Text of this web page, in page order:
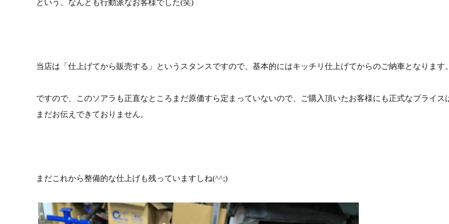
という、なんとも行動派なお客様でした(笑)
当店は「仕上げてから販売する」というスタンスですので、基本的にはキッチリ仕上げてからのご納車となります
ですので、このソアラも正直なところまだ原価すら定まっていないので、ご購入頂いたお客様にも正式なプライス
まだお伝えできておりません。
まだこれから整備的な仕上げも残っていますしね(^^;)